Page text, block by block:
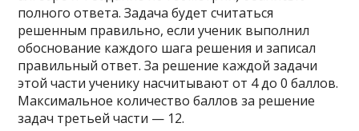
полного ответа. Задача будет считаться
решенным правильно, если ученик выполнил
обоснование каждого шага решения и записал
правильный ответ. За решение каждой задачи
этой части ученику насчитывают от 4 до 0 баллов.
Максимальное количество баллов за решение
задач третьей части — 12.